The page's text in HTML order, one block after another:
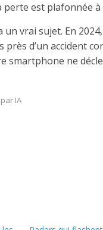
perte est plafonnée
un vrai sujet. En
d’un accident
smartphone ne
IA